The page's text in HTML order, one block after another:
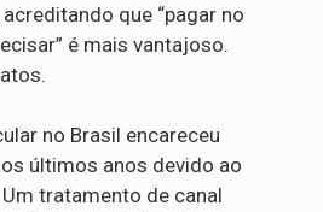
que “pagar no
é mais vantajoso.
no Brasil encareceu
últimos anos devido ao
tratamento de canal